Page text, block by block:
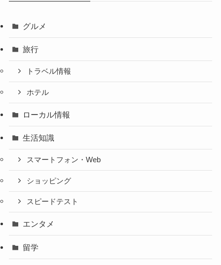
グルメ
旅行
トラベル情報
ホテル
ローカル情報
生活知識
スマートフォン・Web
ショッピング
スピードテスト
エンタメ
留学